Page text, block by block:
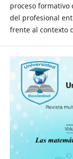
proceso formativo
del profesional
frente al contexto